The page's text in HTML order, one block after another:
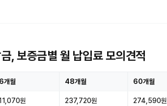
, 보증금별 월 납입료 모의견적
개월 48개월 60개월
원 237,720원 274,590원